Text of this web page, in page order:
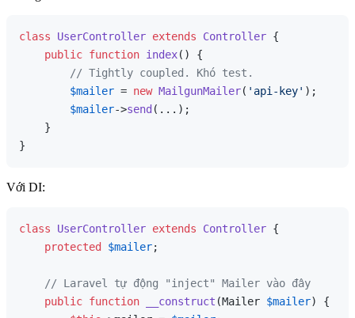
class UserController extends Controller {
public function index( ) {
// Tightly coupled. Khó test.
$mailer = new MailgunMailer( 'api-key' );
$mailer->send (...);
    }
Với DI:
class UserController extends Controller {
protected
$mailer;
// Laravel tự động "inject" Mailer vào đây
public function __construct (Mailer $mailer) {